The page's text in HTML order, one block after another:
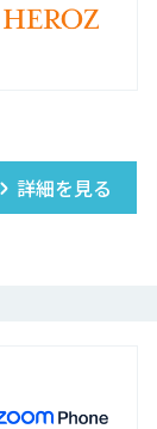
詳細を見る